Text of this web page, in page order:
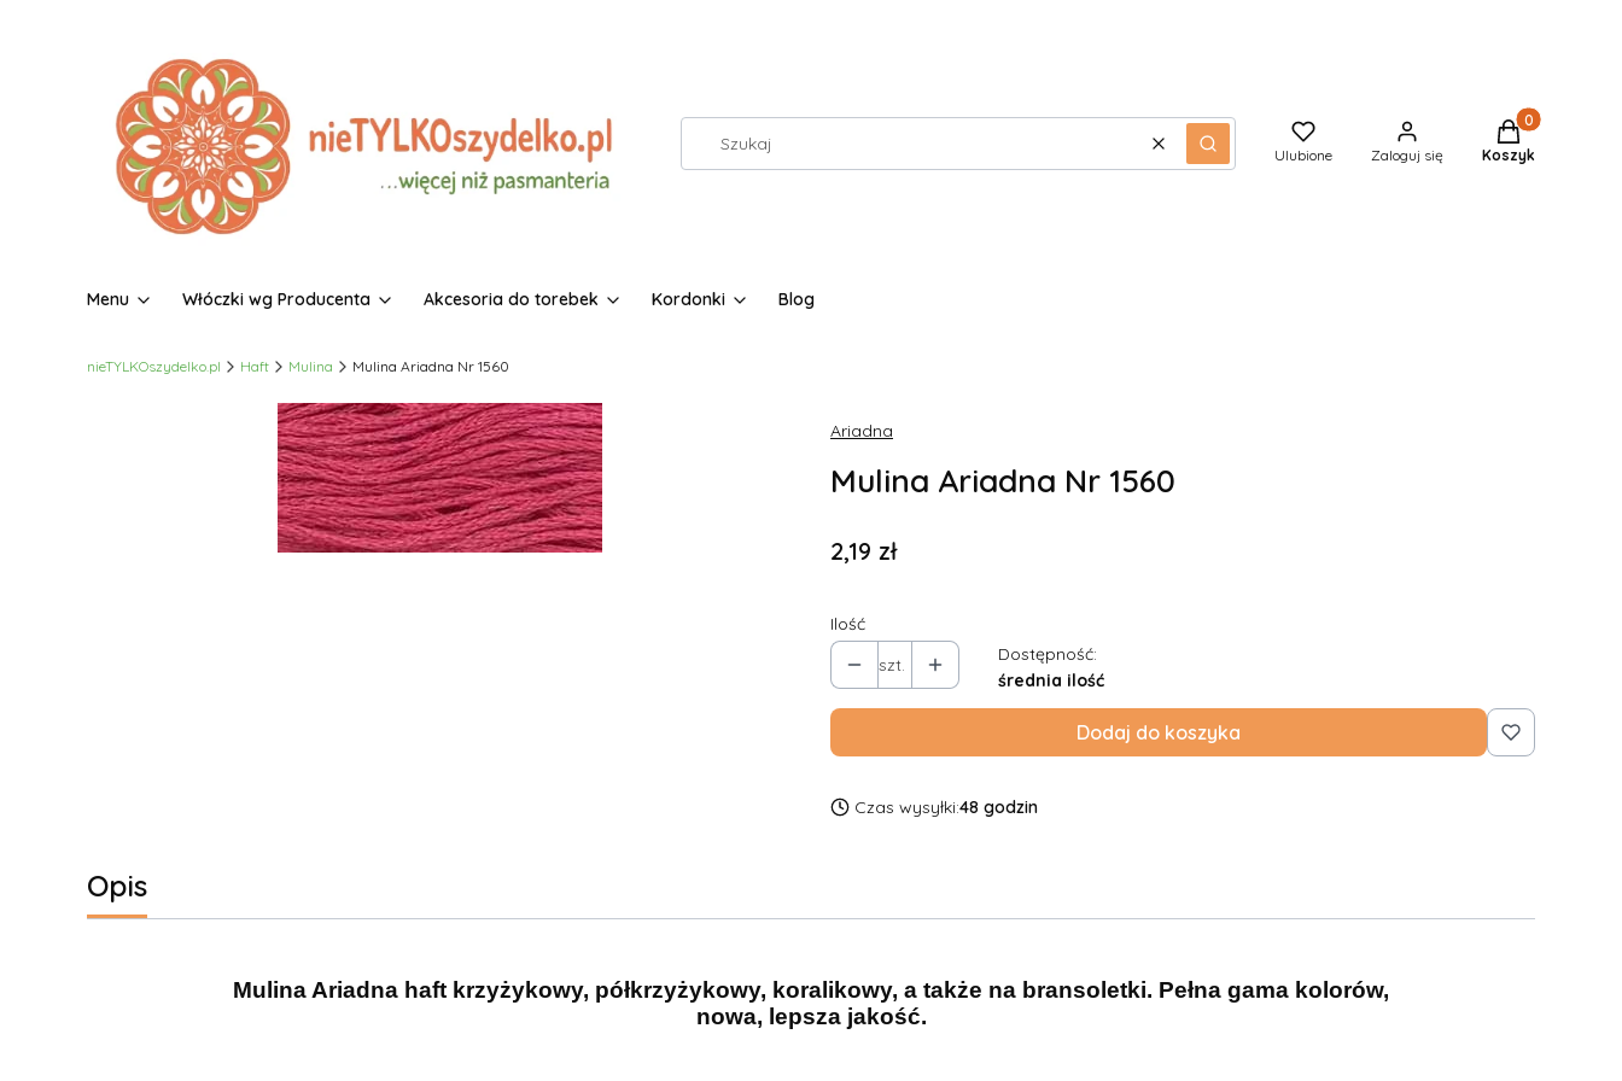
WyczyśćSzukaj Ulubione Zaloguj się
Produkty w
Koszyk
Menu Włóczki wg Producenta Akcesoria do torebek Kordonki Blog
nieTYLKOszydelko.pl Haft Mulina Mulina Ariadna Nr 1560
Ariadna
Mulina Ariadna Nr 1560
Cena
2,19 zł
Ilość
szt.
Dostępność:
średnia ilość
Dodaj do koszyka
Czas wysyłki:48 godzin
Opis
Mulina Ariadna haft krzyżykowy, półkrzyżykowy, koralikowy, a także na bransoletki. Pełna gama kolorów,
nowa, lepsza jakość.